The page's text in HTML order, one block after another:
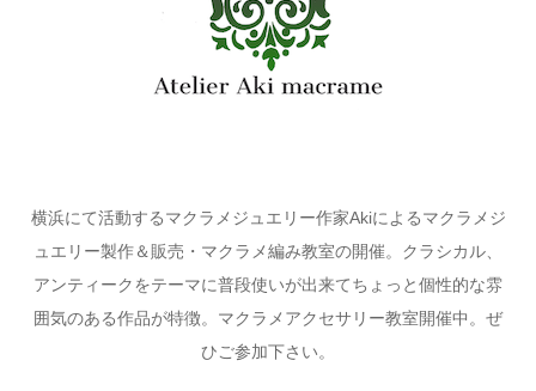
横浜にて活動するマクラメジュエリー作家Akiによるマクラメジ
ュエリー製作＆販売・マクラメ編み教室の開催。クラシカル、
アンティークをテーマに普段使いが出来てちょっと個性的な雰
囲気のある作品が特徴。マクラメアクセサリー教室開催中。ぜ
ひご参加下さい。